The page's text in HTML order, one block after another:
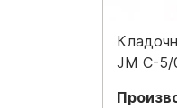
JM C-5/